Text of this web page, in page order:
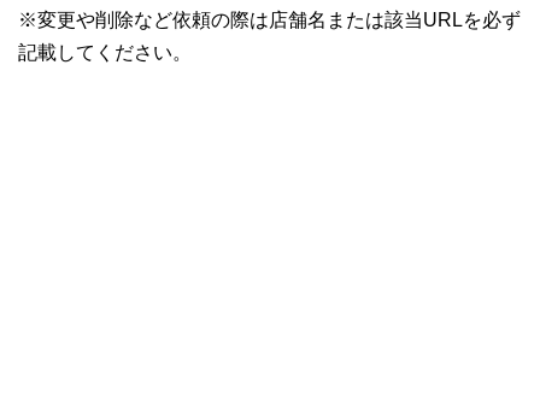
※変更や削除など依頼の際は店舗名または該当URLを必ず
記載してください。